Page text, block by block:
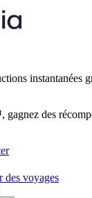
instantanées
des
des voyages